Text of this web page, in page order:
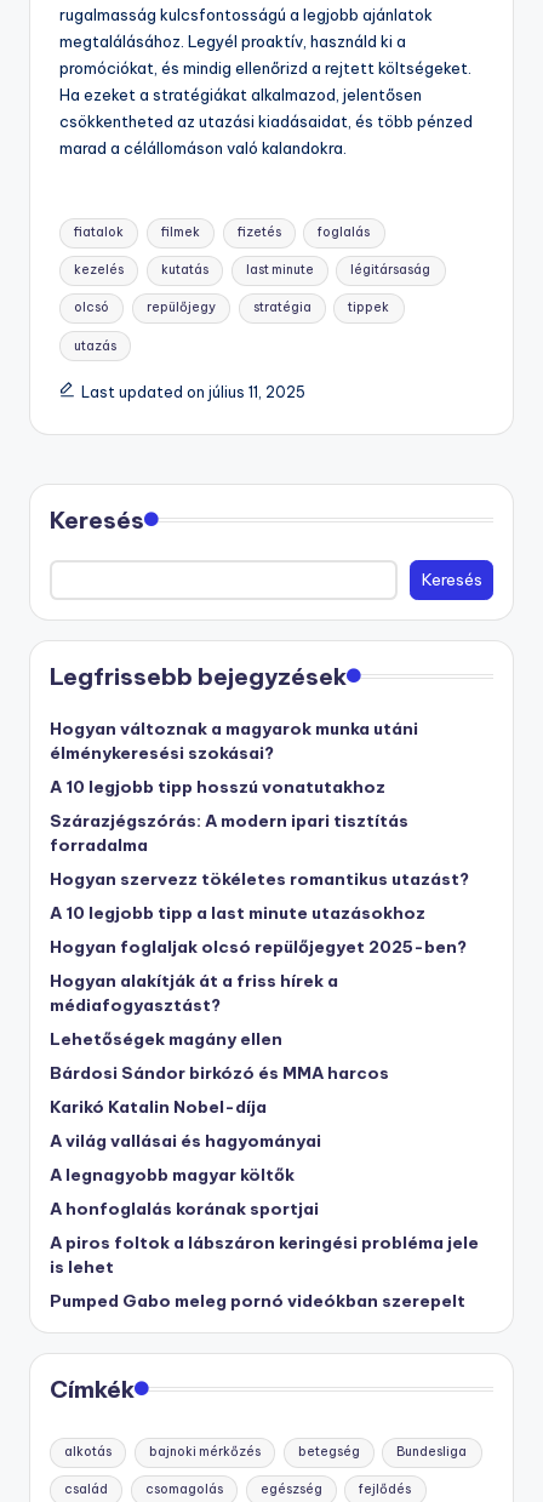
rugalmasság kulcsfontosságú a legjobb ajánlatok
megtalálásához. Legyél proaktív, használd ki a
promóciókat, és mindig ellenőrizd a rejtett költségeket.
Ha ezeket a stratégiákat alkalmazod, jelentősen
csökkentheted az utazási kiadásaidat, és több pénzed
marad a célállomáson való kalandokra.
Tags:
fiatalok filmek fizetés foglalás
kezelés kutatás last minute légitársaság
olcsó repülőjegy stratégia tippek
utazás
Last updated on július 11, 2025
Keresés
Keresés
Legfrissebb bejegyzések
Hogyan változnak a magyarok munka utáni
élménykeresési szokásai?
A 10 legjobb tipp hosszú vonatutakhoz
Szárazjégszórás: A modern ipari tisztítás
forradalma
Hogyan szervezz tökéletes romantikus utazást?
A 10 legjobb tipp a last minute utazásokhoz
Hogyan foglaljak olcsó repülőjegyet 2025-ben?
Hogyan alakítják át a friss hírek a
médiafogyasztást?
Lehetőségek magány ellen
Bárdosi Sándor birkózó és MMA harcos
Karikó Katalin Nobel-díja
A világ vallásai és hagyományai
A legnagyobb magyar költők
A honfoglalás korának sportjai
A piros foltok a lábszáron keringési probléma jele
is lehet
Pumped Gabo meleg pornó videókban szerepelt
Címkék
alkotás bajnoki mérkőzés betegség Bundesliga
család csomagolás egészség fejlődés